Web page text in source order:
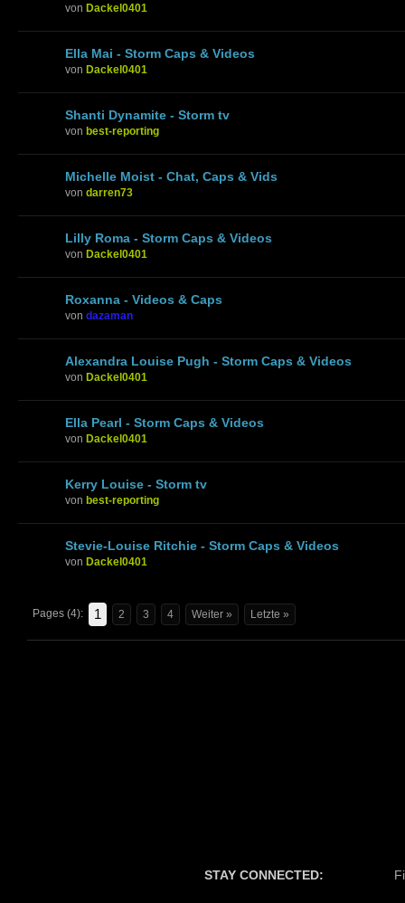
von Dackel0401
Ella Mai - Storm Caps & Videos
von Dackel0401
Shanti Dynamite - Storm tv
von best-reporting
Michelle Moist - Chat, Caps & Vids
von darren73
Lilly Roma - Storm Caps & Videos
von Dackel0401
Roxanna - Videos & Caps
von dazaman
Alexandra Louise Pugh - Storm Caps & Videos
von Dackel0401
Ella Pearl - Storm Caps & Videos
von Dackel0401
Kerry Louise - Storm tv
von best-reporting
Stevie-Louise Ritchie - Storm Caps & Videos
von Dackel0401
Pages (4): 1 2 3 4 Weiter » Letzte »
STAY CONNECTED: